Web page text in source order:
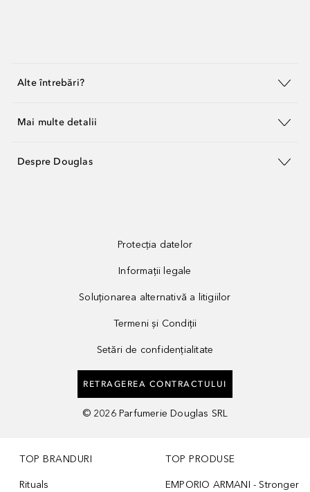
Alte întrebări?
Mai multe detalii
Despre Douglas
Protecția datelor
Informații legale
Soluționarea alternativă a litigiilor
Termeni și Condiții
Setări de confidențialitate
RETRAGEREA CONTRACTULUI
© 2026 Parfumerie Douglas SRL
TOP BRANDURI
Rituals
TOP PRODUSE
EMPORIO ARMANI - Stronger